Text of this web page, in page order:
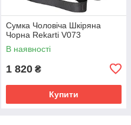
Сумка Чоловіча Шкіряна
Чорна Rekarti V073
В наявності
1 820 ₴
Купити